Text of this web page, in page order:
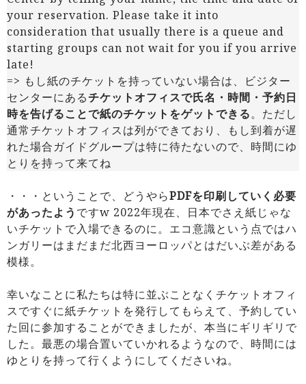
your reservation. Please take it into
consideration that usually there is a queue and
starting groups can not wait for you if you arrive
late!
=> もし紙のチケットを持っていない場合は、ビジター
センターにあるチケットオフィスで氏名・時間・予約日
時を告げることで紙のチケットをゲットできる。ただし
通常チケットオフィスは列ができており、もし到着が遅
れた場合ガイドグループは特に待たないので、時間にゆ
とりを持って来てね
・・・ということで、どうやらPDFを印刷していく必要
があったよう ですw 2022年現在、日本でさえ紙じゃな
いチケットで入場できるのに。エコ意識という点ではハ
ンガリーはまだまだ北西ヨーロッパとはだいぶ差がある
模様。
幸いなことに私たちは特に並ぶことなくチケットオフィ
スですぐに紙チケットを発行してもらえて、予約してい
た回に参加することができましたが、本当にギリギリで
した。最悪の場合置いていかれるようなので、時間には
ゆとりを持って行くようにしてくださいね。